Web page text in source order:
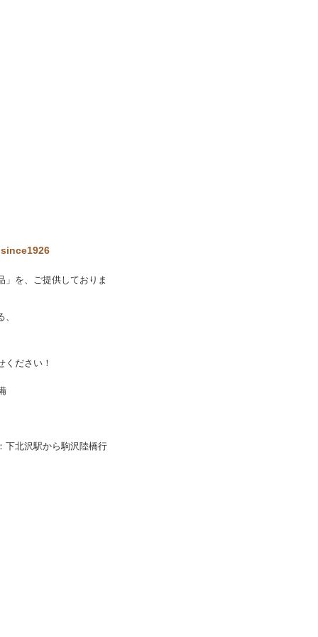
since1926
」を、ご提供しておりま
ださい！
下北沢駅から駒沢陸橋行